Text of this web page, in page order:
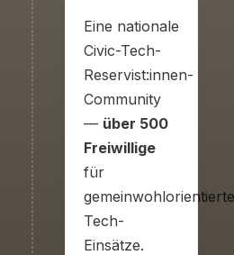
Eine nationale
Civic-Tech-
Reservist:innen-
Community
— über 500
Freiwillige
für
gemeinwohlorientierte
Tech-
Einsätze.